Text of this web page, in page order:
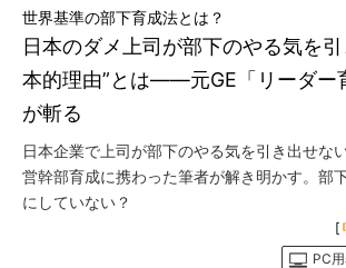
日本のダメ上司が部下のやる気を
本的理由”とは――元GE「リーダー
が斬る
世界基準の部下育成法とは？
日本企業で上司が部下のやる気を引き出せな
営幹部育成に携わった筆者が解き明かす。部
にしていない？
[
PC